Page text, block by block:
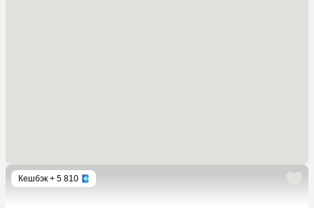
Кешбэк + 5 810